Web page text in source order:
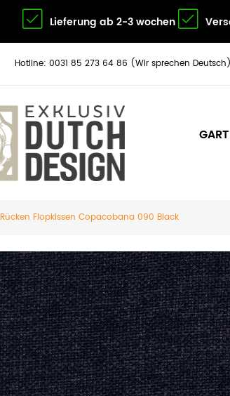
Lieferung ab 2-3 wochen
Hotline: 0031 85 273 64 86 (Wir sprechen Deutsch)
Rücken Flopkissen Copacobana 090 Black